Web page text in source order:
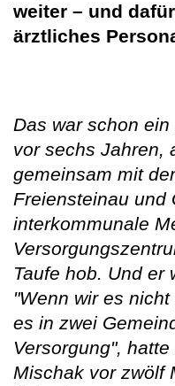
weiter – und
ärztliches
Das war schon
vor sechs Jahren,
gemeinsam mit
Freiensteinau und
interkommunale
Taufe hob. Und er
"Wenn wir es
es in zwei
Versorgung",
Mischak vor zwölf